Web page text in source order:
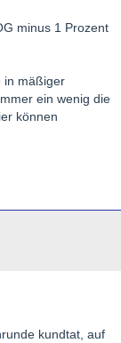
minus 1 Prozent
in mäßiger
ein wenig die
können
kundtat, auf